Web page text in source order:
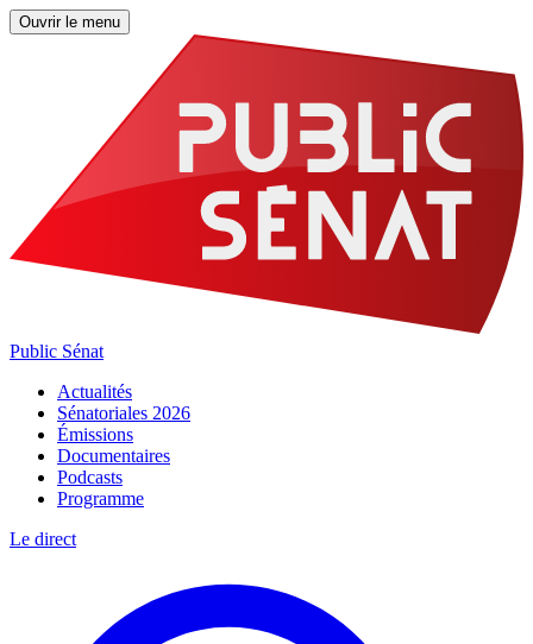
Ouvrir le menu
Public Sénat
Actualités
Sénatoriales 2026
Émissions
Documentaires
Podcasts
Programme
Le direct